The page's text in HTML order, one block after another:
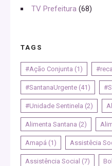
TV Prefeitura (68)
TAGS
#Ação Conjunta (1)
#SantanaUrgente (41)
#Unidade Sentinela (2)
Alimenta Santana (2)
Amapá (1) Assistêcia
Assistência Social (7)